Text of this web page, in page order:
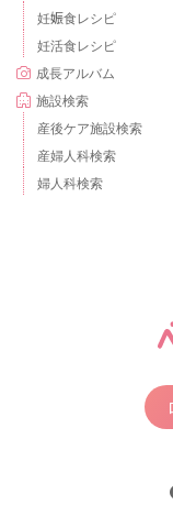
妊娠食レシピ
妊活食レシピ
成長アルバム
施設検索
産後ケア施設検索
産婦人科検索
婦人科検索